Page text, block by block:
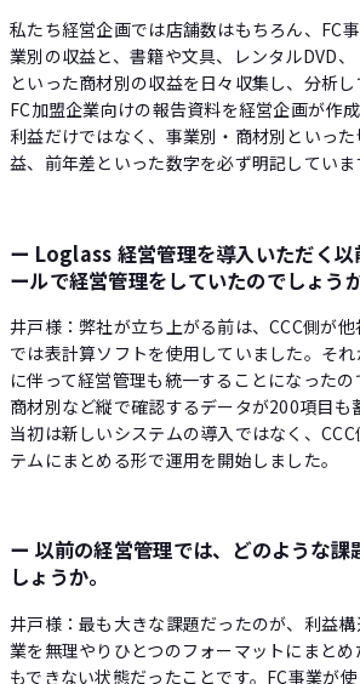
私たち経営企画では店舗数はもちろん、FC
業別の収益と、書籍や文具、レンタルDVD
といった商材別の収益を日々収集し、分析
FC加盟企業向けの報告資料を経営企画が作
利益だけではなく、事業別・商材別といっ
益、前年差といった数字を必ず明記していま
ー Loglass 経営管理を導入いただく以
ールで経営管理をしていたのでしょうか
井戸様：弊社が立ち上がる前は、CCC側が
では表計算ソフトを使用していました。そ
に伴って経営管理も統一することになったの
商材別など縦で確認するデータが200項目も
当初は新しいシステムの導入ではなく、
テムにまとめる形で運用を開始しました。
ー 以前の経営管理では、どのような課
しょうか。
井戸様：最も大きな課題だったのが、利益
業を無理やりひとつのフォーマットにまと
もできない状態だったことです。FC事業が